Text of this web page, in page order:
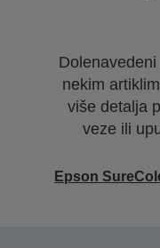
nekim
više detalja
veze ili
Epson